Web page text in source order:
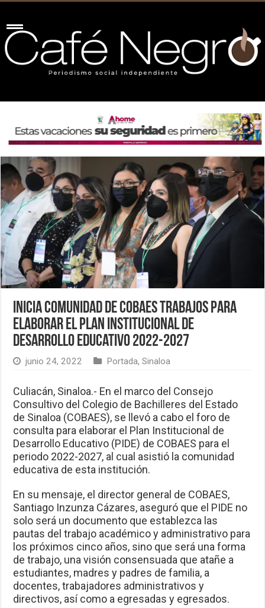
Inicia comunidad de Cobaes trabajos para
elaborar el Plan Institucional de
Desarrollo Educativo 2022-2027
junio 24, 2022 Portada,Sinaloa
Culiacán, Sinaloa.- En el marco del Consejo
Consultivo del Colegio de Bachilleres del Estado
de Sinaloa (COBAES), se llevó a cabo el foro de
consulta para elaborar el Plan Institucional de
Desarrollo Educativo (PIDE) de COBAES para el
periodo 2022-2027, al cual asistió la comunidad
educativa de esta institución.
En su mensaje, el director general de COBAES,
Santiago Inzunza Cázares, aseguró que el PIDE no
solo será un documento que establezca las
pautas del trabajo académico y administrativo para
los próximos cinco años, sino que será una forma
de trabajo, una visión consensuada que atañe a
estudiantes, madres y padres de familia, a
docentes, trabajadores administrativos y
directivos, así como a egresadas y egresados.